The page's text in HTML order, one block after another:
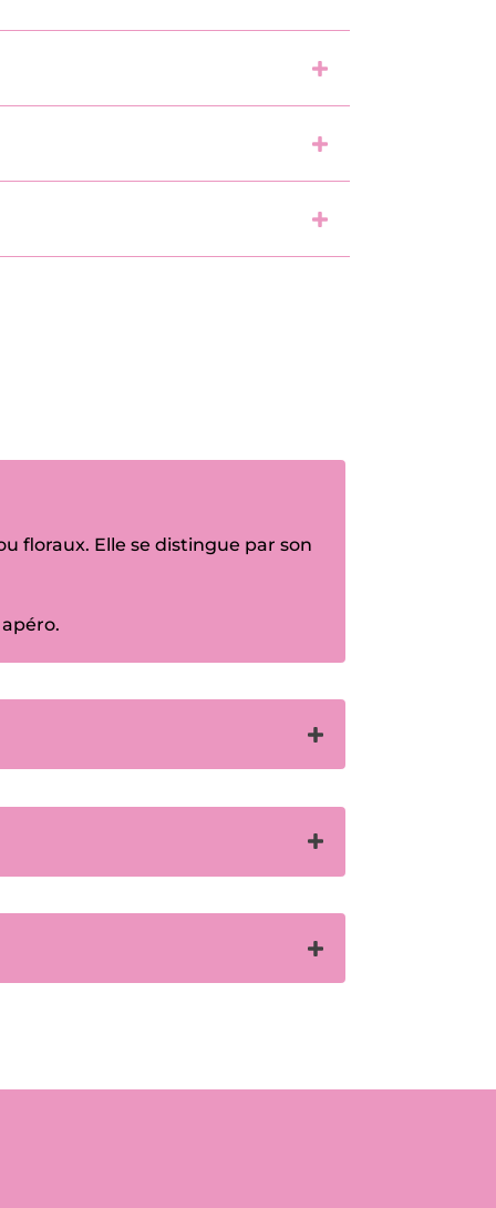
floraux. Elle se distingue par son
apéro.